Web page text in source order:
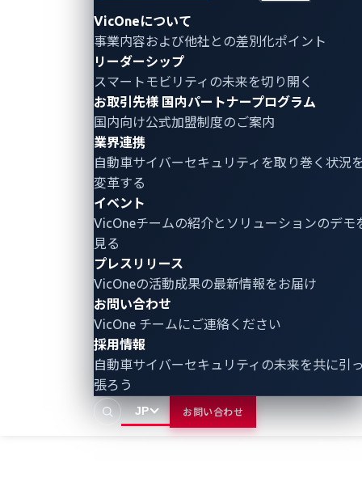
VicOneについて
事業内容および他社との差別化ポイント
リーダーシップ
スマートモビリティの未来を切り開く
お取引先様 国内パートナープログラム
国内向け公式加盟制度のご案内
業界連携
自動車サイバーセキュリティ を取り巻く状況
変革する
イベント
VicOneチームの紹介とソリューションのデモ
見る
プレスリリース
VicOneの活動成果の最新情報をお届け
お問い合わせ
VicOne チームにご連絡ください
採用情報
自動車サイバーセキュリティの未来を共に引
張ろう
JP お問い合わせ